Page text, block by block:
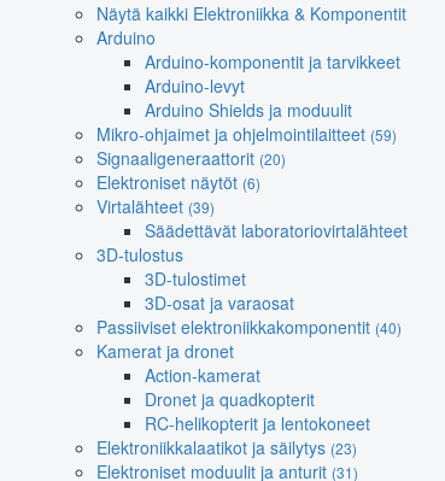
Näytä kaikki Elektroniikka & Komponentit
Arduino
Arduino-komponentit ja tarvikkeet
Arduino-levyt
Arduino Shields ja moduulit
Mikro-ohjaimet ja ohjelmointilaitteet (59)
Signaaligeneraattorit (20)
Elektroniset näytöt (6)
Virtalähteet (39)
Säädettävät laboratoriovirtalähteet
3D-tulostus
3D-tulostimet
3D-osat ja varaosat
Passiiviset elektroniikkakomponentit (40)
Kamerat ja dronet
Action-kamerat
Dronet ja quadkopterit
RC-helikopterit ja lentokoneet
Elektroniikkalaatikot ja säilytys (23)
Elektroniset moduulit ja anturit (31)